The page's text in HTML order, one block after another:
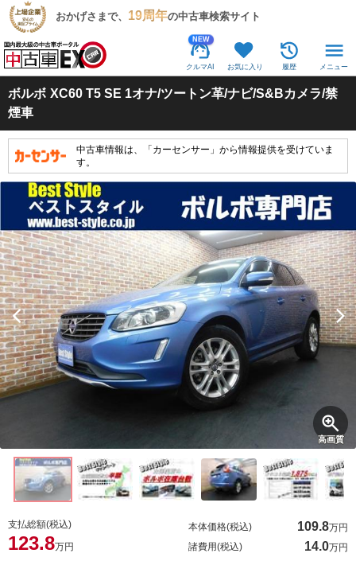
おかげさまで、 19周年の中古車検索サイト
NEW
クルマAI お気に入り 履歴 メニュー
ボルボ XC60 T5 SE 1オナ/ツートン革/ナビ/S&Bカメラ/禁
煙車
中古車情報は、「カーセンサー」から情報提供を受けていま
す。
高画質
支払総額(税込)
123.8万円
本体価格(税込) 109.8万円
諸費用(税込)
14.0万円